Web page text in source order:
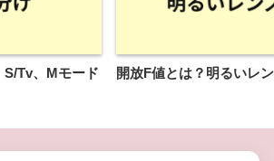
Tv、Mモード
開放F値とは？明るいレ